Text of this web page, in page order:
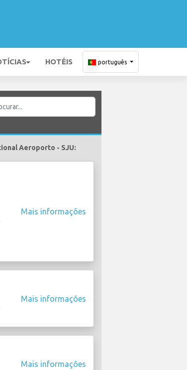
HOTÉIS português
Aeroporto - SJU:
Mais informações
Mais informações
Mais informações